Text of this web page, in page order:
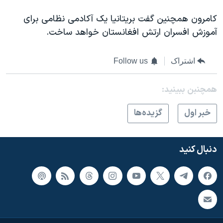
کامرون همچنين گفت بريتانيا يک آکادمی نظامی برای
آموزش افسران ارتش افغانستان خواهد ساخت.
اشتراک Follow us
همچنبن ببینید:
خبر اول
گزيده‌ها
دنبال کنید